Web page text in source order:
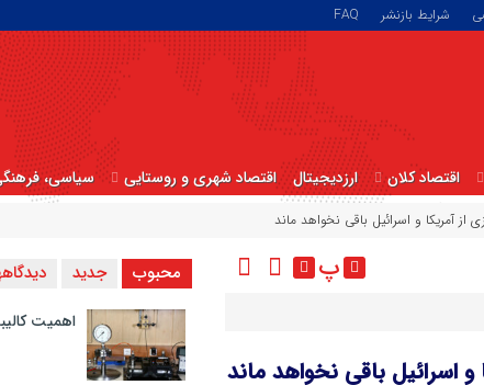
شرایط بازنشر FAQ
اقتصاد کلان ارزدیجیتال اقتصاد شهری و روستایی سیاسی،
آمریکا و اسرائیل باقی نخواهد ماند
پ
باقی نخواهد ماند
محبوب جدید
اهمیت